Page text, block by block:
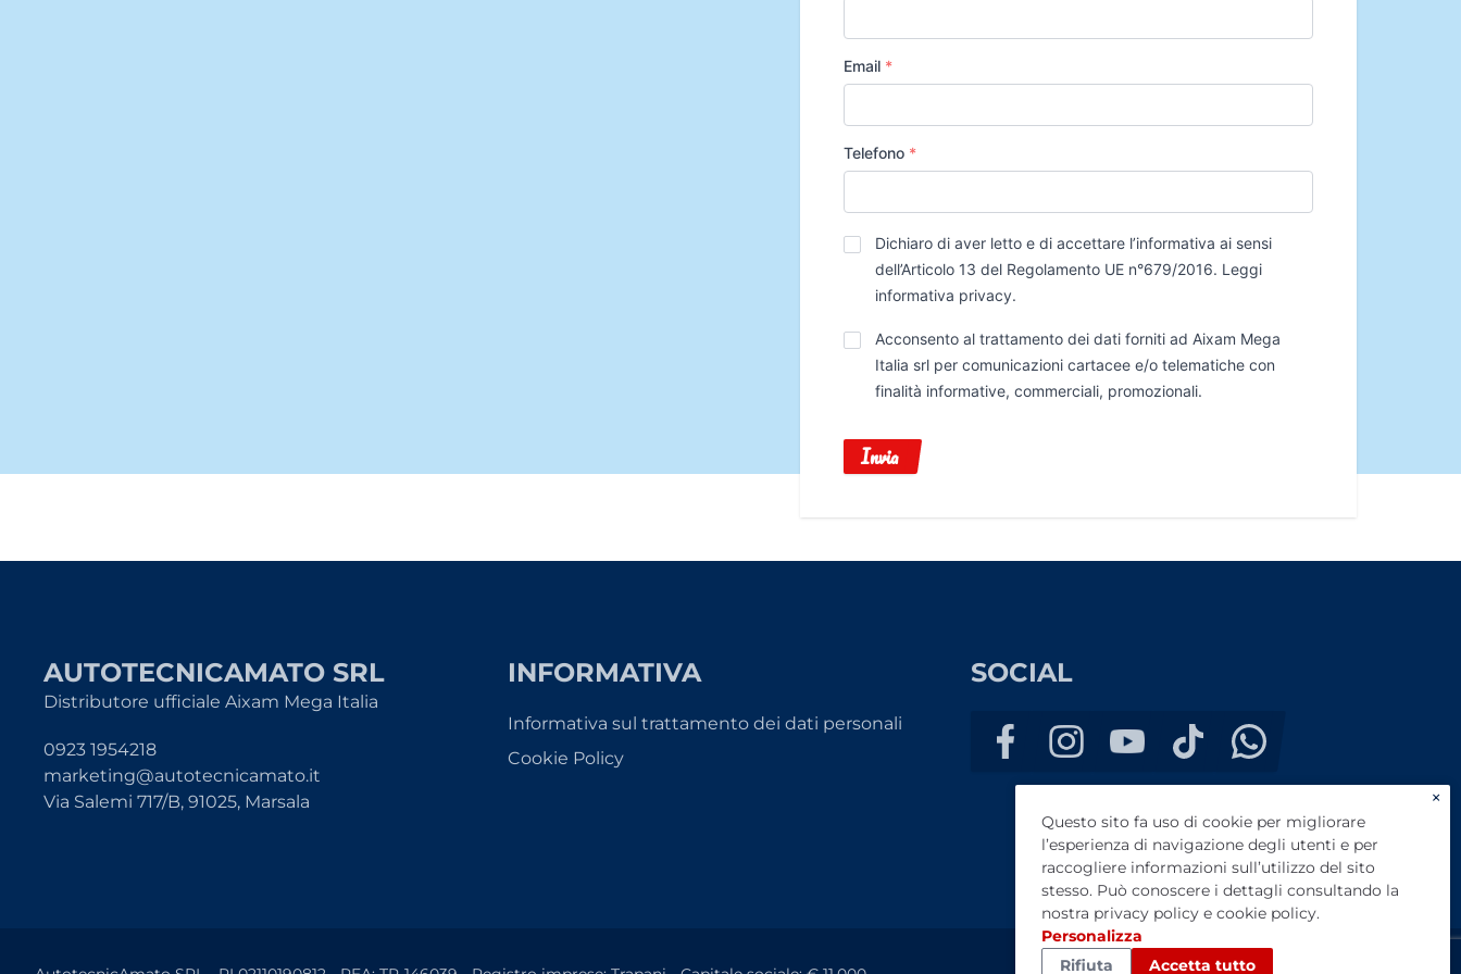
Email *
Telefono *
Privacy*
Dichiaro di aver letto e di accettare l’informativa ai sensi
dell’Articolo 13 del Regolamento UE n°679/2016. Leggi
informativa privacy.
Trattamento
Dati
Acconsento al trattamento dei dati forniti ad Aixam Mega
Italia srl per comunicazioni cartacee e/o telematiche con
finalità informative, commerciali, promozionali.
Invia
AUTOTECNICAMATO SRL
Distributore ufficiale Aixam Mega Italia
0923 1954218
marketing@autotecnicamato.it
Via Salemi 717/B, 91025, Marsala
INFORMATIVA
Informativa sul trattamento dei dati personali
Cookie Policy
SOCIAL
×
Questo sito fa uso di cookie per migliorare
l’esperienza di navigazione degli utenti e per
raccogliere informazioni sull’utilizzo del sito
stesso. Può conoscere i dettagli consultando la
nostra privacy policy e cookie policy.
Personalizza
Rifiuta
Accetta tutto